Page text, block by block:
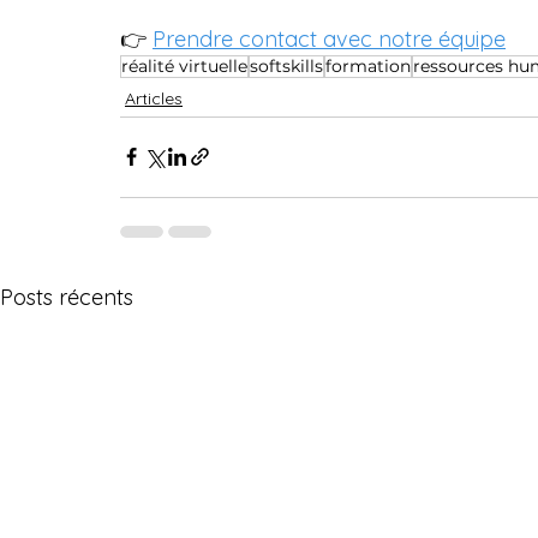
👉 Prendre contact avec notre équipe
réalité virtuellesoftskillsformationressources
Articles
Posts récents